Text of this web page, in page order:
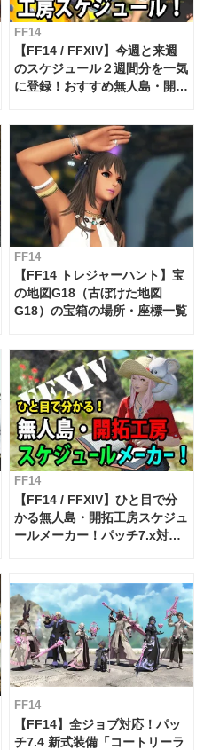
FF14
【FF14 / FFXIV】今週と来週
のスケジュール２週間分を一気
に登録！おすすめ無人島・開拓
FF14
【FF14 トレジャーハント】宝
の地図G18（古ぼけた地図
G18）の宝箱の場所・座標一覧
FF14
【FF14 / FFXIV】ひと目で分
かる無人島・開拓工房スケジュ
ールメーカー！パッチ7.x対応
FF14
【FF14】全ジョブ対応！パッ
チ7.4 新式装備「コートリーラ